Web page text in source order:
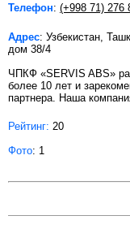
Телефон: (+998 71) 276
Адрес: Узбекистан,
дом 38/4
ЧПКФ «SERVIS ABS»
более 10 лет и
партнера. Наша
Рейтинг: 20
Фото: 1